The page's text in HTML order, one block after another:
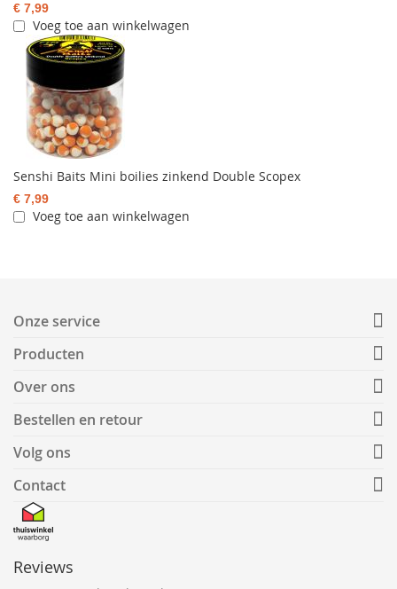
€ 7,99
Voeg toe aan winkelwagen
Senshi Baits Mini boilies zinkend Double Scopex
€ 7,99
Voeg toe aan winkelwagen
Onze service
Producten
Over ons
Bestellen en retour
Volg ons
Contact
Reviews